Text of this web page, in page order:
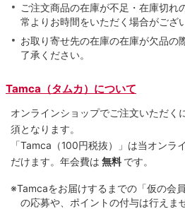
ご注文商品の在庫が不足・在庫切れ
常よりお時間をいただく場合がござ
お取り寄せ先の在庫の在庫が欠品の
了承ください。
Tamca（タムカ）について
オンラインショップでご注⽂いただく
須となります。
「Tamca （100円税抜）
」は当オンラ
だけます。 年会費は 無料 です。
※Tamcaをお届けするまでの「仮の会
の応募や、ポイントの付与は⾏えま